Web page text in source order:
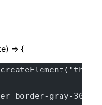
=> {
border-gray-300